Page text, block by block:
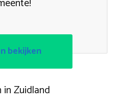
bekijken
in Zuidland